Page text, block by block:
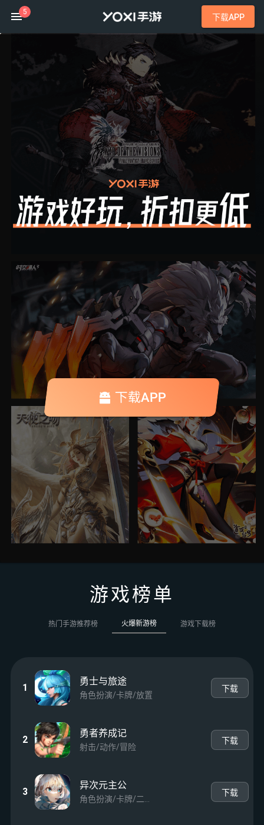
5
下载APP
1、放置卡牌RPG手游《元气唤灵师》邀你来玩
折扣手游app大全中，在这无情的世界，有情之灵悄然降临
2、玄幻修仙《逆袭的仙王》劲爆登场！——超低
超低手游折扣充值之热游推荐：穿越题材3D玄幻修仙
3、高福利策略塔防《塔防镇魂师（0.1折648福
手游充值折扣平台新开服优质手游推荐，冲榜资源不用硬氪
4、即时制MMO仙侠挂机手游《仙侠神域（0.1
折扣手游平台推荐之新游《仙侠神域（0.1折免费版天天10万
5、全新国风封神手游《幻域战魂（0.05折代金
0.1折手游平台每日上新好游，定期派送福利，邀你开启全新游
6、回合制卡牌三国手游《蜂鸟五虎将（热血纷
0.05折手游平台全新上线一款回合制卡牌三国手游《蜂鸟五虎
7、国风Q版放置修仙回合手游《魔物迷宫（
折扣手游app大全中有这样一款爆款手游：国风 Q 版放置修
8、新游《热血江湖：觉醒》经典归来，江湖再
超低手游折扣充值之新游安利来啦！经典归来，江湖再启！
9、模拟经营手游《梦幻足球》来袭，冠军之路
手游充值折扣平台之热游推荐：
10、赛博朋克风格都市异能手游《魔力契约》
0.1折手游平台重现经典赛博朋克风格都市异能手游《魔力契约
乱世枭雄（0.05折武林群侠传）
海蛇传奇（欢乐版沧浪微变）
角色扮演/动作/传奇
狼烟Online（神葫传奇免费版）
角色扮演/动作/传奇
英雄神殿（0.1折打金畅玩）
软泥星球（0.1折免广领代金券）
斗笠江湖（30倍代金返利）
剑御龙城（神帝鸿蒙爽爽爆）
角色扮演/动作/传奇
角色扮演/冒险/传奇
顽石英雄（复古合击天天648）
角色扮演/动作/传奇
角色扮演/动作/魔幻
萌神契约（0.1折1万免费版）
魔力宝贝：启程（0.1折）
荣耀世纪（0.1折全图鉴忍者）
侠侣天下（0.1折你的江湖）
战天下（0.05折Q版仙域）
风云三国2（0.1 折七圣降临免费版）
盖世强者（狼族神兵爽爽爆）
角色扮演/动作/传奇
棍子骑士（3.5折侠客传奇）
角色扮演/动作/传奇
自由之光（天天328代币免费版）
角色扮演/动作/传奇
下载APP
游戏榜单
热门手游推荐榜 火爆新游榜 游戏下载榜
1
勇士与旅途
角色扮演/卡牌/放置
下载
2
勇者养成记
射击/动作/冒险
下载
3
异次元主公
下载